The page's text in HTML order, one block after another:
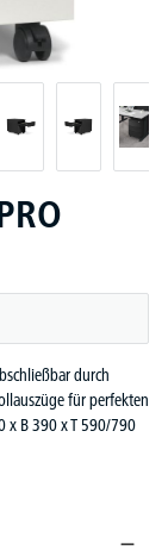
durch
für perfekten
x B 390 x T 590/790